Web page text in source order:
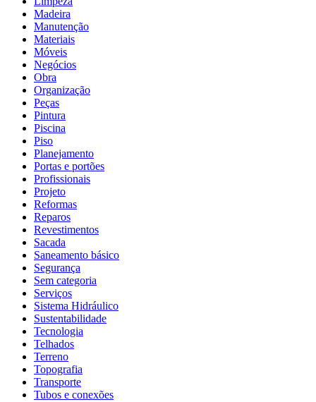
Madeira
Manutenção
Materiais
Móveis
Negócios
Obra
Organização
Peças
Pintura
Piscina
Piso
Planejamento
Portas e portões
Profissionais
Projeto
Reformas
Reparos
Revestimentos
Sacada
Saneamento básico
Segurança
Sem categoria
Serviços
Sistema Hidráulico
Sustentabilidade
Tecnologia
Telhados
Terreno
Topografia
Transporte
Tubos e conexões